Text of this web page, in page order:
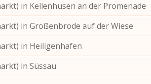
in Kellenhusen an der Promenade
in Großenbrode auf der Wiese
in Heiligenhafen
in Süssau